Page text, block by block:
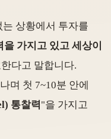
상황에서 투자를
가지고 있고 세상이
다고 말합니다.
며 첫 7~10분 안에
통찰력"을 가지고